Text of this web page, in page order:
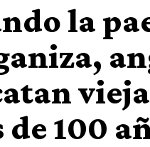
la
de 100